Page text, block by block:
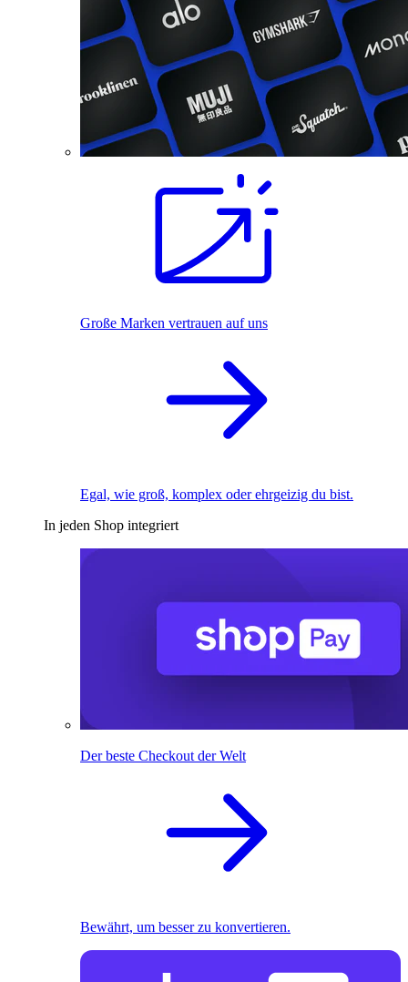
Große Marken vertrauen auf uns
Egal, wie groß, komplex oder ehrgeizig du bist.
In jeden Shop integriert
Der beste Checkout der Welt
Bewährt, um besser zu konvertieren.